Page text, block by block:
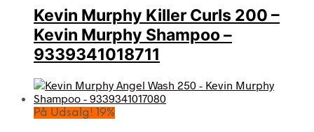
Kevin Murphy Killer Curls 200 –
Kevin Murphy Shampoo –
9339341018711
På Udsalg! 19%